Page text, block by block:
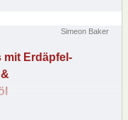
Simeon Baker
mit Erdäpfel-